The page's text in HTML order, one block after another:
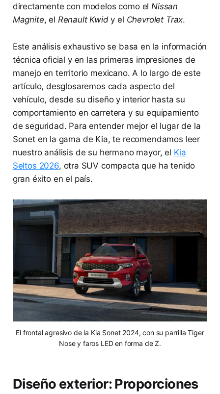
directamente con modelos como el Nissan
Magnite, el Renault Kwidy el Chevrolet Trax.
Este análisis exhaustivo se basa en la información
técnica oficial y en las primeras impresiones de
manejo en territorio mexicano. A lo largo de este
artículo, desglosaremos cada aspecto del
vehículo, desde su diseño y interior hasta su
comportamiento en carretera y su equipamiento
de seguridad. Para entender mejor el lugar de la
Sonet en la gama de Kia, te recomendamos leer
nuestro análisis de su hermano mayor, el Kia
Seltos 2026, otra SUV compacta que ha tenido
gran éxito en el país.
El frontal agresivo de la Kia Sonet 2024, con su parrilla Tiger
Nose y faros LED en forma de Z.
Diseño exterior: Proporciones